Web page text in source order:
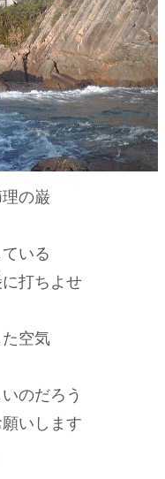
の巌
いる
打ちよせ
空気
のだろう
いします